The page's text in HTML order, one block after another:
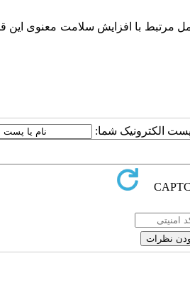
مرتبط با افزایش سلامت معنوی این
پست الکترونیک شما: